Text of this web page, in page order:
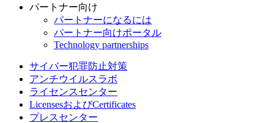
パートナー向け
パートナーになるには
パートナー向けポータル
Technology partnerships
サイバー犯罪防止対策
アンチウイルスラボ
ライセンスセンター
LicensesおよびCertificates
プレスセンター